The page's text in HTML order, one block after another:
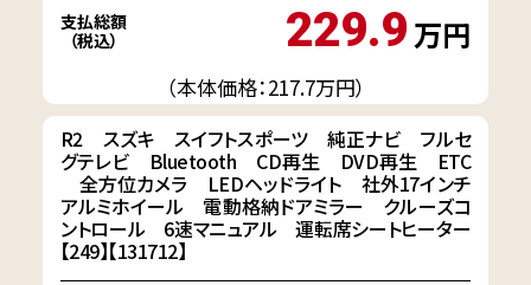
支払総額
（税込）
229.9万円
（本体価格：217.7万円）
R2 スズキ スイフトスポーツ 純正ナビ フルセ
グテレビ Bluetooth CD再生 DVD再生 ETC
全方位カメラ LEDヘッドライト 社外17インチ
アルミホイール 電動格納ドアミラー クルーズコ
ントロール 6速マニュアル 運転席シートヒーター
【249】【131712】